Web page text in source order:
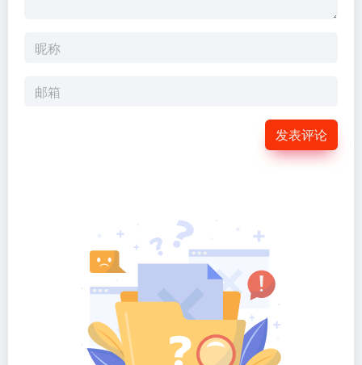
发表评论